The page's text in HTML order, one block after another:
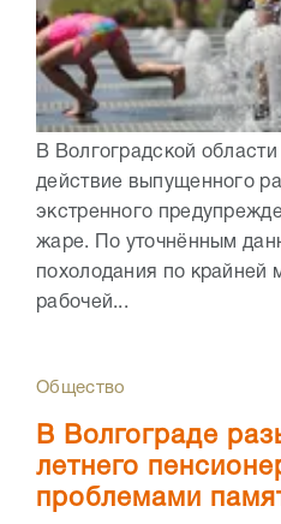
В Волгоградской
действие выпущенного
экстренного
жаре. По уточнённым
похолодания по крайней
рабочей...
Общество
В Волгограде
летнего
проблемами